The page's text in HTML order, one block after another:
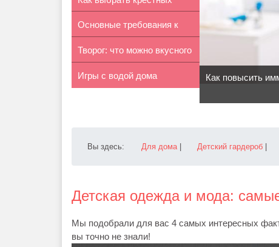
родителей ...
Основные требования к
школьной ...
Творог: что можно вкусного
приг...
Игры с водой дома Как повысить
Вы здесь: Для дома Детский гардероб
Детская одежда и мода:
Мы подобрали для вас 4 самых интересных
вы точно не знали!